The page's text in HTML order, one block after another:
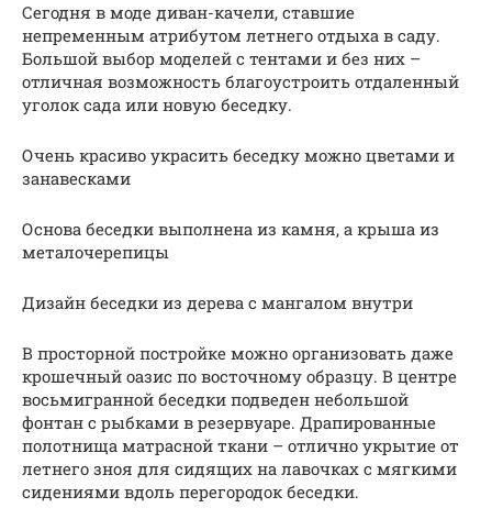
Сегодня в моде диван-качели, ставшие
непременным атрибутом летнего отдыха в саду.
Большой выбор моделей с тентами и без них –
отличная возможность благоустроить отдаленный
уголок сада или новую беседку.
Очень красиво украсить беседку можно цветами и
занавесками
Основа беседки выполнена из камня, а крыша из
металочерепицы
Дизайн беседки из дерева с мангалом внутри
В просторной постройке можно организовать даже
крошечный оазис по восточному образцу. В центре
восьмигранной беседки подведен небольшой
фонтан с рыбками в резервуаре. Драпированные
полотнища матрасной ткани – отлично укрытие от
летнего зноя для сидящих на лавочках с мягкими
сидениями вдоль перегородок беседки.